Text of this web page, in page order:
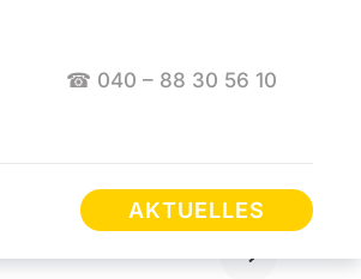
☎ 040 – 88 30 56 10
AKTUELLES